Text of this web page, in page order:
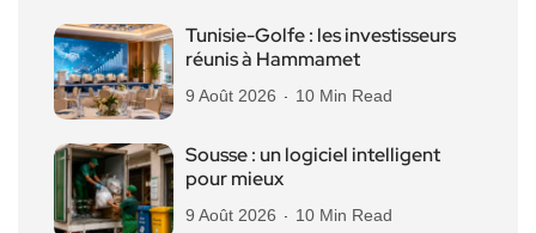
Tunisie-Golfe : les investisseurs
réunis à Hammamet
9 Août 2026 10 Min Read
Sousse : un logiciel intelligent
pour mieux
9 Août 2026 10 Min Read